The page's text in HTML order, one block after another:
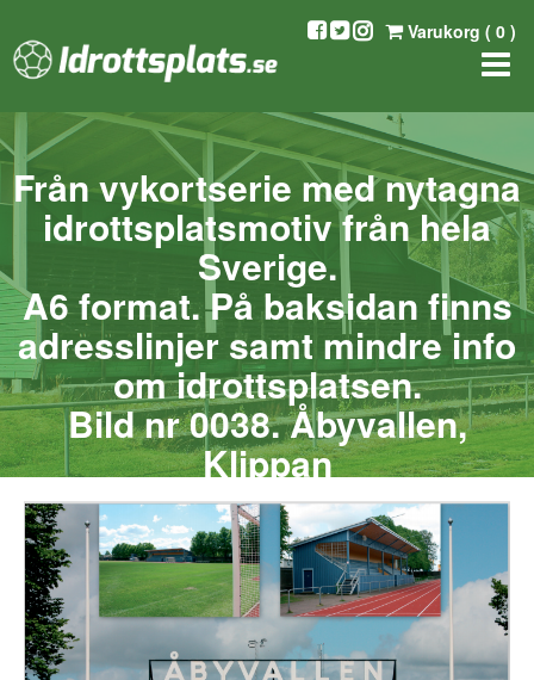
Varukorg ( 0 )
Från vykortserie med nytagna
idrottsplatsmotiv från hela
Sverige.
A6 format. På baksidan finns
adresslinjer samt mindre info
om idrottsplatsen.
Bild nr 0038. Åbyvallen,
Klippan